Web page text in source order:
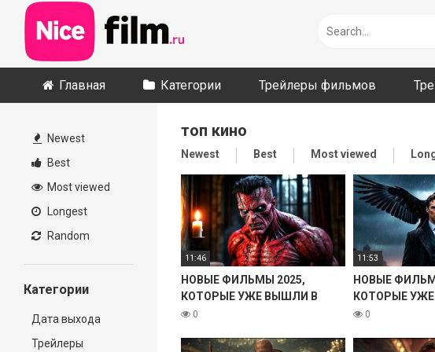
content
Главная Категории Трейлеры фильмов
Newest
Best
Most viewed
Longest
Random
Категории
Дата выхода
Трейлеры
топ кино
Newest Best Most viewed
11:46
НОВЫЕ ФИЛЬМЫ 2025,
КОТОРЫЕ УЖЕ ВЫШЛИ В
ХОРОШЕМ КАЧЕСТВЕ! ЧТО
ФИЛЬМОВ НОВИНКИ КИНО
0
11:53
НОВЫЕ
КОТОРЫЕ
ХОРОШЕМ
ФИЛЬМОВ
0